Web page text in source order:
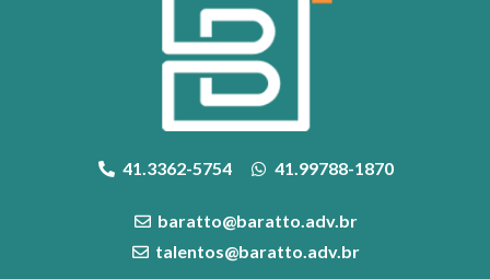
41.3362-5754 41.99788-1870
baratto@baratto.adv.br
talentos@baratto.adv.br